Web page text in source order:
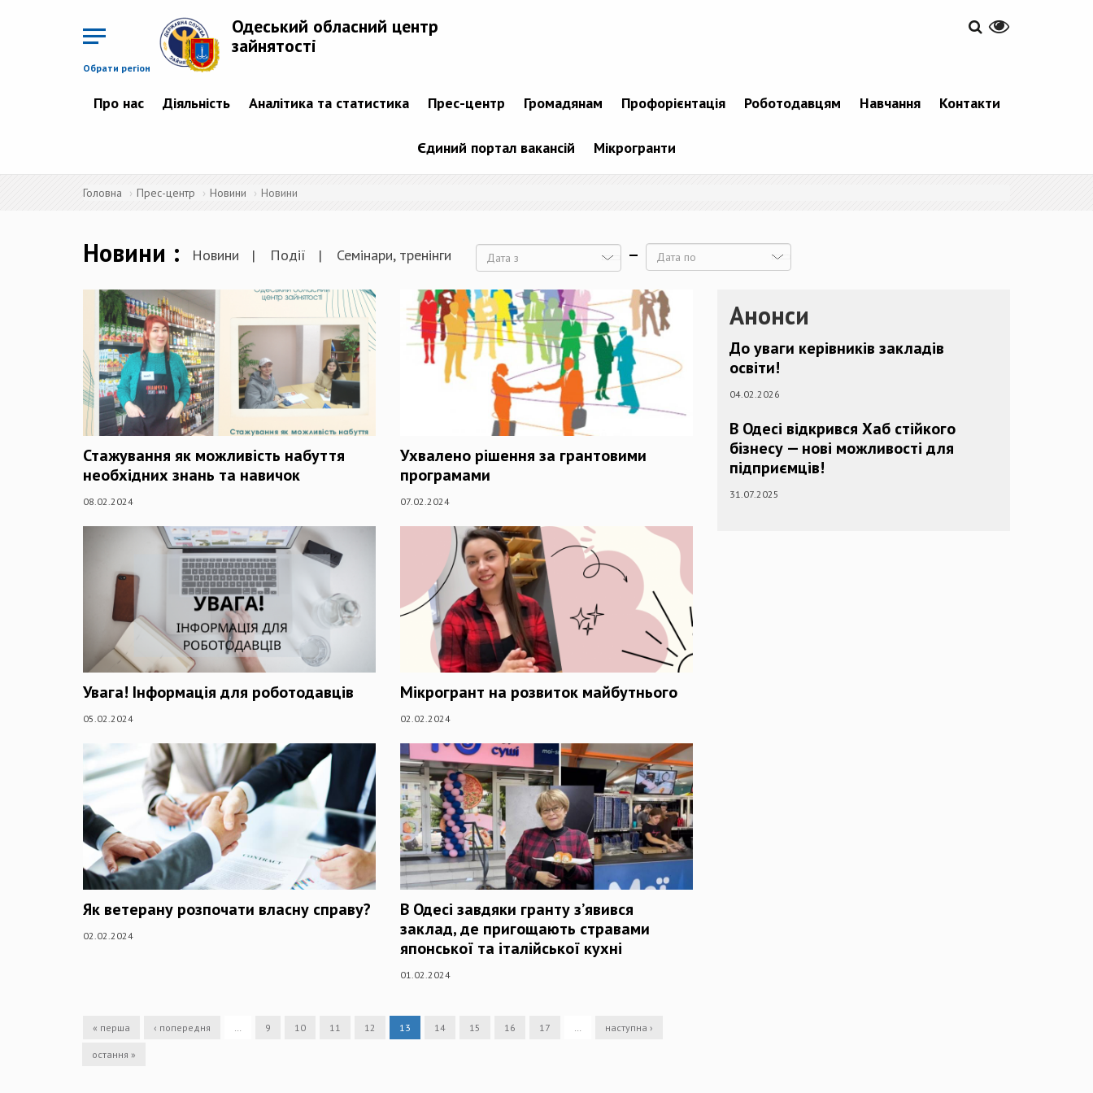
Обрати регіон
Одеський обласний центр
зайнятості
Про нас Діяльність Аналітика та статистика Прес-центр Громадянам Профорієнтація Роботодавцям Навчання Контакти
Єдиний портал вакансій Мікрогранти
Головна Прес-центр Новини Новини
Новини Новини Події Семінари, тренінги
Стажування як можливість набуття
необхідних знань та навичок
08.02.2024
Увага! Інформація для роботодавців
05.02.2024
Як ветерану розпочати власну справу?
02.02.2024
Ухвалено рішення за грантовими
програмами
07.02.2024
Мікрогрант на розвиток майбутнього
02.02.2024
В Одесі завдяки гранту з’явився
заклад, де пригощають стравами
японської та італійської кухні
01.02.2024
« перша ‹ попередня … 9 10 11 12 13 14 15 16 17 … наступна ›
остання »
Анонси
До уваги керівників закладів
освіти!
04.02.2026
В Одесі відкрився Хаб стійкого
бізнесу — нові можливості для
підприємців!
31.07.2025